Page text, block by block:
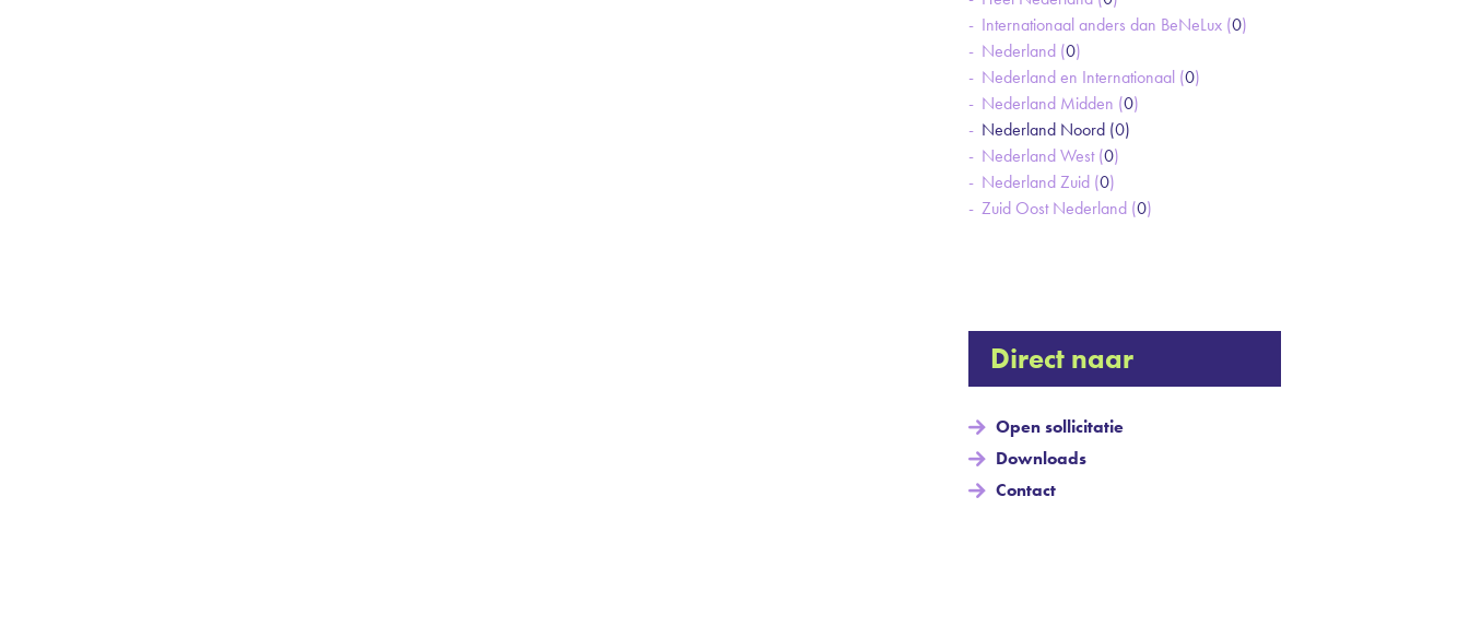
Internationaal anders dan BeNeLux (0)
Nederland (0)
Nederland en Internationaal (0)
Nederland Midden (0)
Nederland Noord (0)
Nederland West (0)
Nederland Zuid (0)
Zuid Oost Nederland (0)
Direct naar
Open sollicitatie
Downloads
Contact